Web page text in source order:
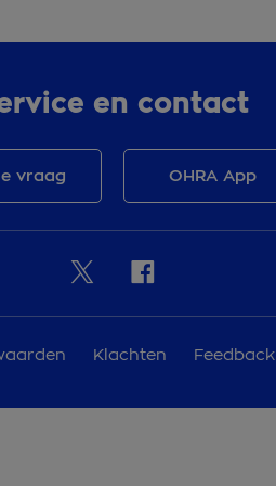
en contact
vraag OHRA App
Klachten Feedback